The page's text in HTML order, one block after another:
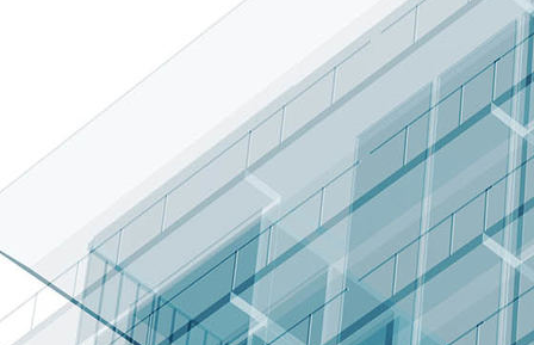
016 - Alevin Temporada 23-24